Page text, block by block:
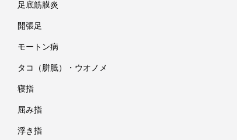
足底筋膜炎
開張足
モートン病
タコ（胼胝）・ウオノメ
寝指
屈み指
浮き指